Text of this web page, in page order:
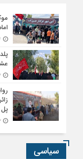
۱۲ مرداد ۱۴۰۵ - ۲۰:۵۱
سیاسی